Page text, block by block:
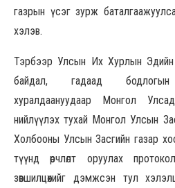
газрын үсэг зурж
хэлэв.
Тэрбээр Улсын Их Хурлын Эдийн
байдал, гадаад
хуралдаануудаар Монгол
нийлүүлэх тухай Монгол Улсын
Холбооны Улсын Засгийн газар
түүнд өөрчлөлт оруулах
зөвшилцөхийг дэмжсэн тул